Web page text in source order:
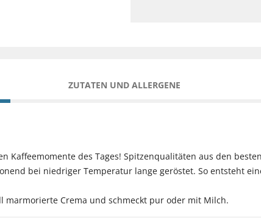
ZUTATEN UND ALLERGENE
Kaffeemomente des Tages! Spitzenqualitäten aus den
bei niedriger Temperatur lange geröstet. So entsteht
marmorierte Crema und schmeckt pur oder mit Milch.